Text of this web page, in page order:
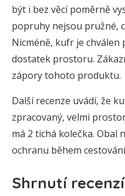
být i bez věcí poměrně
popruhy nejsou pružné,
Nicméně, kufr je
dostatek prostoru.
zápory tohoto produktu.
Další recenze uvádí, že
zpracovaný, velmi
má 2 tichá kolečka.
ochranu během
Shrnutí recenzí